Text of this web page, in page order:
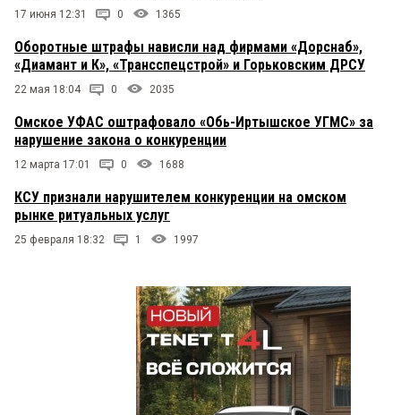
17 июня 12:31 0 1365
Оборотные штрафы нависли над фирмами «Дорснаб»,
«Диамант и К», «Трансспецстрой» и Горьковским ДРСУ
22 мая 18:04 0 2035
Омское УФАС оштрафовало «Обь-Иртышское УГМС» за
нарушение закона о конкуренции
12 марта 17:01 0 1688
КСУ признали нарушителем конкуренции на омском
рынке ритуальных услуг
25 февраля 18:32 1 1997